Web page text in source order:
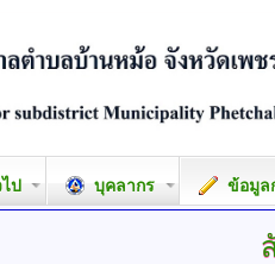
ป บุคลากร ข้อมูล